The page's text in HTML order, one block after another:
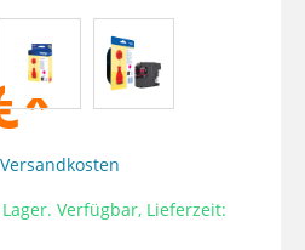
Verfügbar, Lieferzeit: